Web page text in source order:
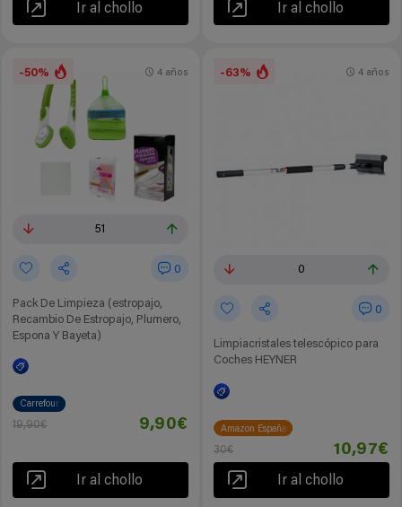
Ir al chollo Ir al chollo
-50%
51
0
Pack De Limpieza (estropajo,
Recambio De Estropajo, Plumero,
Espona Y Bayeta)
4 años
Carrefour
19,90€ 9,90€
Ir al chollo
-63%
0
0
Limpiacristales telescópico para
Coches HEYNER
4 años
Amazon España
30€ 10,97€
Ir al chollo